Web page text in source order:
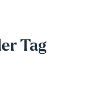
Tag